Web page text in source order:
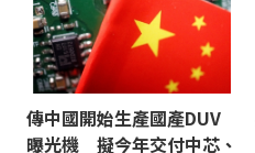
傳中國開始生產國產DUV
曝光機 擬今年交付中芯、